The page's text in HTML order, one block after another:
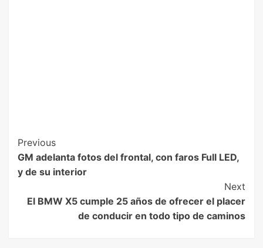
Previous
GM adelanta fotos del frontal, con faros Full LED,
y de su interior
Next
El BMW X5 cumple 25 años de ofrecer el placer
de conducir en todo tipo de caminos